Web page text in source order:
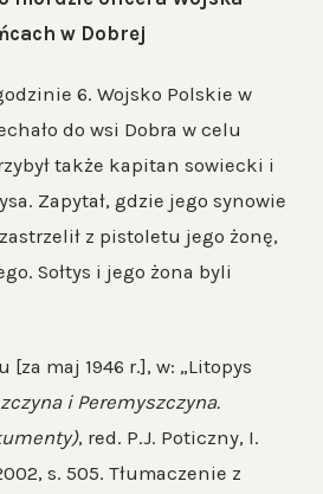
w Dobrej
6. Wojsko Polskie w
do wsi Dobra w celu
także kapitan sowiecki i
Zapytał, gdzie jego synowie
z pistoletu jego żonę,
Sołtys i jego żona byli
[za maj 1946 r.], w: „Litopys
i Peremyszczyna.
, red. P.J. Poticzny, I.
s. 505. Tłumaczenie z